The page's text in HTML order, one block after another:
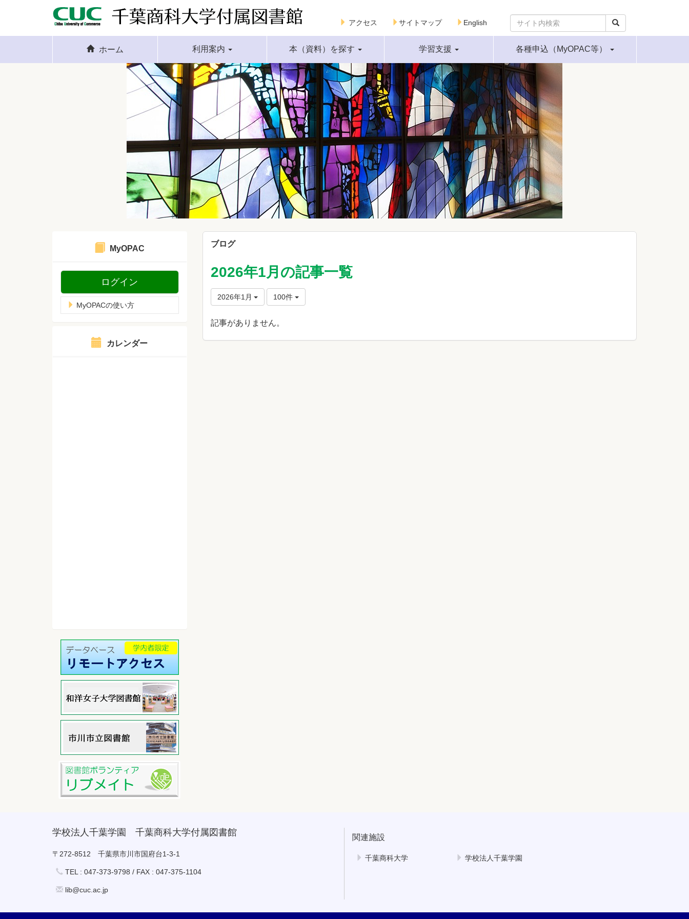
アクセス サイトマップ English
ホーム 利用案内 本（資料）を探す 学習支援 各種申込（MyOPAC等）
ブログ
2026年1月の記事一覧
2026年1月 100件
記事がありません。
MyOPAC
ログイン
MyOPACの使い方
カレンダー
学校法人千葉学園 千葉商科大学付属図書館
〒272-8512 千葉県市川市国府台1-3-1
TEL : 047-373-9798 / FAX : 047-375-1104
lib@cuc.ac.jp
関連施設
千葉商科大学 学校法人千葉学園